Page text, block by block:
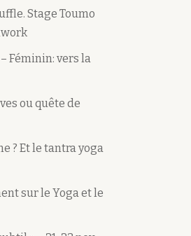
Stage Toumo
Féminin: vers la
ou quête de
? Et le tantra yoga
sur le Yoga et le